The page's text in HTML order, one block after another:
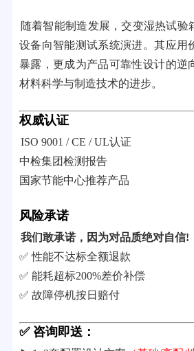
随着智能制造发展，交变湿热试验
设备向智能测试系统演进。其应用
暴露，更成为产品可靠性设计的逆
材料科学与制造技术的进步。
权威认证
ISO 9001 / CE / UL认证
中检集团检测报告
国家节能中心推荐产品
风险承诺
我们敢承诺，因为对品质绝对自信!
✅ 性能不达标全额退款
✅ 能耗超标200%差价补偿
✅ 故障停机按日赔付
✅ 咨询即送：